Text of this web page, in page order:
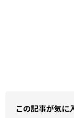
この記事が気に